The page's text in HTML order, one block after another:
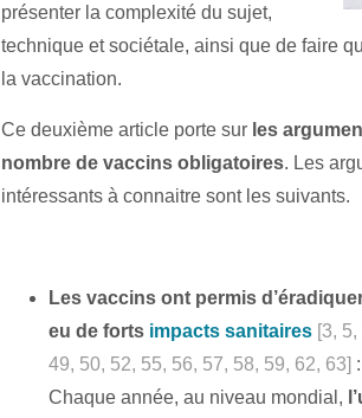
présenter la complexité du sujet,
technique et sociétale, ainsi que de faire
la vaccination.
Ce deuxième article porte sur les
nombre de vaccins obligatoires. Les
intéressants à connaitre sont les suivants.
Les vaccins ont permis
eu de forts impacts sanitaires [3,
49, 50, 52, 55, 56, 57, 58, 59, 62, 63]
Chaque année, au niveau mondial,